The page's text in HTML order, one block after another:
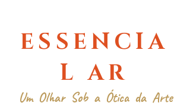
ESSENCIA
L AR
Um Olhar Sob a Ótica da Arte